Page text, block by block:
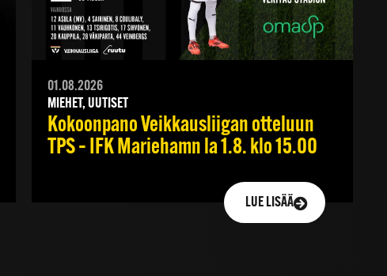
01.08.2026
MIEHET, UUTISET
Kokoonpano Veikkausliigan otteluun
TPS – IFK Mariehamn la 1.8. klo 15.00
LUE LISÄÄ